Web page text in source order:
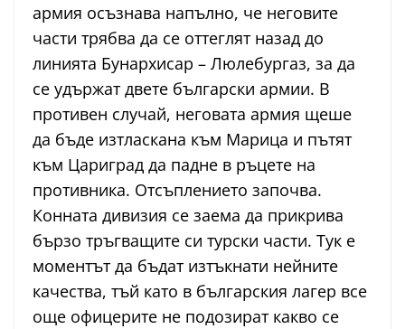
армия осъзнава напълно, че неговите
части трябва да се оттеглят назад до
линията Бунархисар – Люлебургаз, за да
се удържат двете български армии. В
противен случай, неговата армия щеше
да бъде изтласкана към Марица и пътят
към Цариград да падне в ръцете на
противника. Отсъплението започва.
Конната дивизия се заема да прикрива
бързо тръгващите си турски части. Тук е
моментът да бъдат изтъкнати нейните
качества, тъй като в българския лагер все
още офицерите не подозират какво се